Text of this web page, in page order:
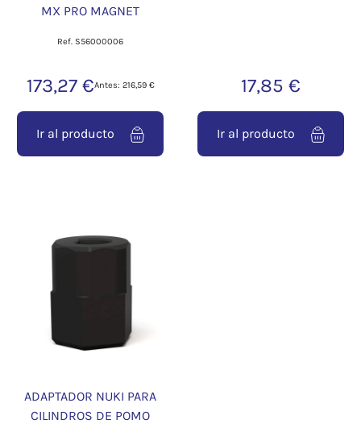
MX PRO MAGNET
Ref. S56000006
173,27 €Antes: 216,59 €
Ir al producto
17,85 €
Ir al producto
ADAPTADOR NUKI PARA
CILINDROS DE POMO